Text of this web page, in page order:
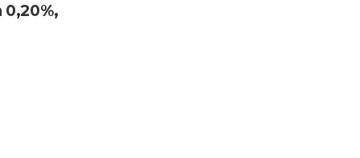
0,20%,